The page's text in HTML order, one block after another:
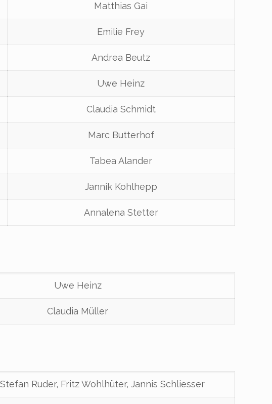
Matthias Gai
Emilie Frey
Andrea Beutz
Uwe Heinz
Claudia Schmidt
Marc Butterhof
Tabea Alander
Jannik Kohlhepp
Annalena Stetter
Uwe Heinz
Claudia Müller
Ruder, Fritz Wohlhüter, Jannis Schliesser